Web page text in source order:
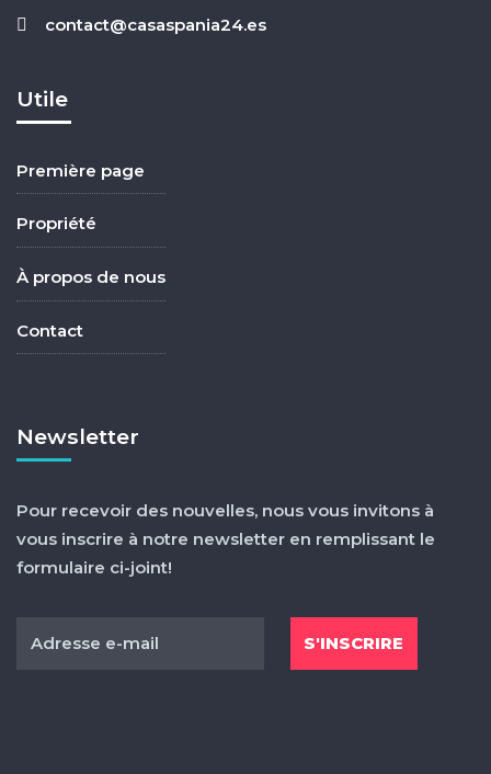
contact@casaspania24.es
Utile
Première page
Propriété
À propos de nous
Contact
Newsletter
Pour recevoir des nouvelles, nous vous invitons à
vous inscrire à notre newsletter en remplissant le
formulaire ci-joint!